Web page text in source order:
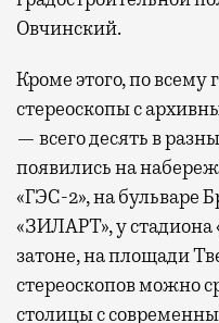
Овчинский.
Кроме этого, по
стереоскопы с
— всего десять в
появились на
«ГЭС-2», на бульваре
«ЗИЛАРТ», у стадиона
затоне, на площади
стереоскопов можно
столицы с